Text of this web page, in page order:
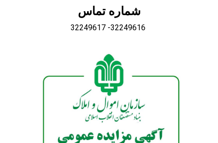
شماره تماس
32249617 -32249616
Share on Email
Copy url